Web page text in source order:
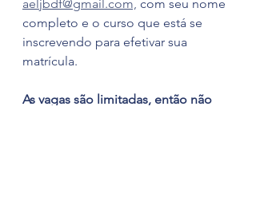
aeljbdf@gmail.com, com seu nome
completo e o curso que está se
inscrevendo para efetivar sua
matrícula.
As vagas são limitadas, então não